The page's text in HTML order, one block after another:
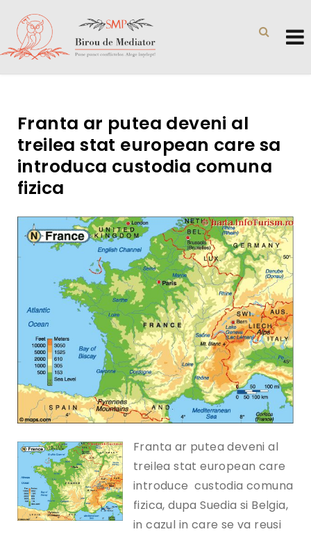
Franta ar putea deveni al
treilea stat european care sa
introduca custodia comuna
fizica
Franta ar putea deveni al
treilea stat european care
introduce custodia comuna
fizica, dupa Suedia si Belgia,
in cazul in care se va reusi